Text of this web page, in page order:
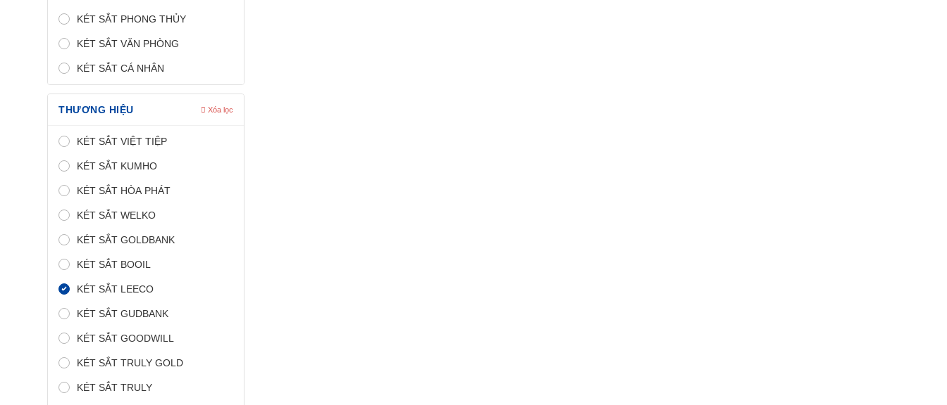
KÉT SẮT PHONG THỦY
KÉT SẮT VĂN PHÒNG
KÉT SẮT CÁ NHÂN
THƯƠNG HIỆU Xóa lọc
KÉT SẮT VIỆT TIỆP
KÉT SẮT KUMHO
KÉT SẮT HÒA PHÁT
KÉT SẮT WELKO
KÉT SẮT GOLDBANK
KÉT SẮT BOOIL
KÉT SẮT LEECO
KÉT SẮT GUDBANK
KÉT SẮT GOODWILL
KÉT SẮT TRULY GOLD
KÉT SẮT TRULY